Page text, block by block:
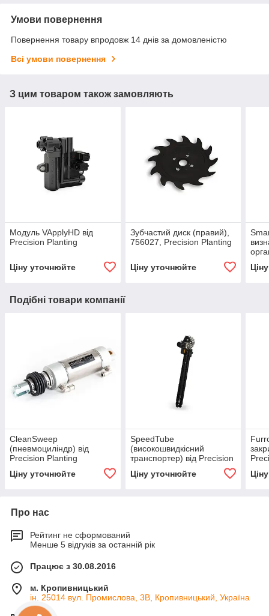
Умови повернення
Повернення товару впродовж 14 днів за домовленістю
Всі умови повернення
З цим товаром також замовляють
Модуль VApplyHD від
Precision Planting
Ціну уточнюйте
Зубчастий диск (правий),
756027, Precision Planting
Ціну уточнюйте
Подібні товари компанії
CleanSweep
(пневмоциліндр) від
Precision Planting
Ціну уточнюйте
SpeedTube
(високошвидкісний
транспортер) від Precision
Ціну уточнюйте
Про нас
Рейтинг не сформований
Менше 5 відгуків за останній рік
Працює з 30.08.2016
м. Кропивницький
ін. 25014 вул. Промислова, 3В, Кропивницький, Україна